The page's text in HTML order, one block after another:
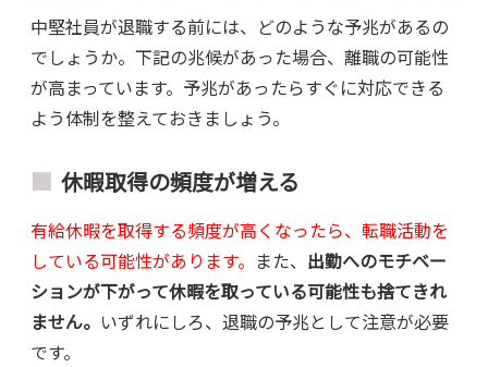
中堅社員が退職する前には、どのような予兆があるの
でしょうか。下記の兆候があった場合、離職の可能性
が高まっています。予兆があったらすぐに対応できる
よう体制を整えておきましょう。
休暇取得の頻度が増える
有給休暇を取得する頻度が高くなったら、転職活動を
している可能性があります。 また、 出勤へのモチベー
ションが下がって休暇を取っている可能性も捨てきれ
ません。 いずれにしろ、退職の予兆として注意が必要
です。